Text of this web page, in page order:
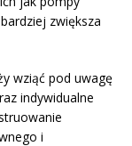
zwiększa
wziąć pod uwagę
indywidualne
i